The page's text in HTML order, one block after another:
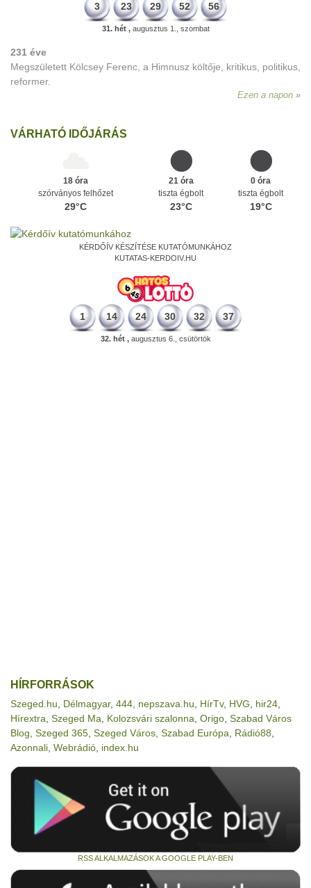
3 23 29 52 56
31. hét ,augusztus 1., szombat
231 éve
Megszületett Kölcsey Ferenc, a Himnusz költője, kritikus, politikus,
reformer.
Ezen a napon
VÁRHATÓ IDŐJÁRÁS
18 óra
szórványos felhőzet
29°C
21 óra
tiszta égbolt
23°C
0 óra
tiszta égbolt
19°C
KÉRDŐÍV KÉSZÍTÉSE KUTATÓMUNKÁHOZ
KUTATAS-KERDOIV.HU
1 14 24 30 32 37
32. hét ,augusztus 6., csütörtök
HÍRFORRÁSOK
Szeged.hu Délmagyar, 444 nepszava.hu HírTv, HVG hir24
Hírextra Szeged Ma Kolozsvári szalonna Origo Szabad Város
Blog Szeged 365 Szeged Város Szabad Európa Rádió88
Azonnali Webrádió index.hu
RSS ALKALMAZÁSOK A GOOGLE PLAY-BEN